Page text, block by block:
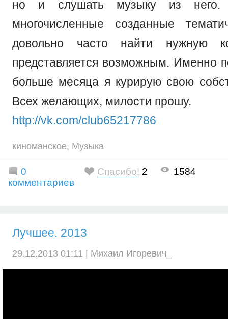
но и слушать музыку из него.
многочисленные созданные
довольно часто найти нужную
представляется возможным. Именно
больше месяца я курирую свою
Всех желающих, милости прошу.
http://vk.com/club65217786
киноманское, Музыка
0
комментариев
Спасибо! 2 1584
Лучшее. 2013
29.12.2013 01:11 | Михаил Игоревич_